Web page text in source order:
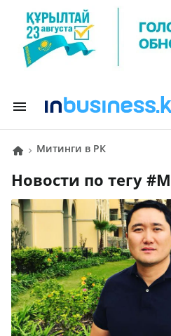
митинги в РК
Новости по тегу #